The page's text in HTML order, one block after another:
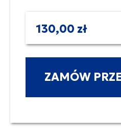
130,00 zł
ZAMÓW